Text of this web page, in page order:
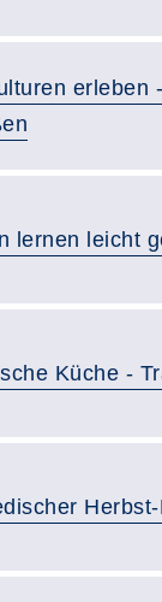
erleben
lernen leicht
Küche -